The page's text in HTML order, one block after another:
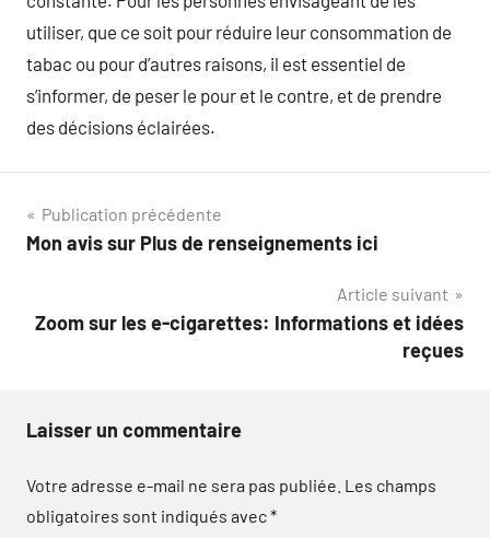
utiliser, que ce soit pour réduire leur consommation de
tabac ou pour d’autres raisons, il est essentiel de
s’informer, de peser le pour et le contre, et de prendre
des décisions éclairées.
Navigation
de
Publication précédente
Mon avis sur Plus de renseignements ici
Article suivant
Zoom sur les e-cigarettes: Informations et idées
reçues
Laisser un commentaire
Votre adresse e-mail ne sera pas publiée. Les champs
obligatoires sont indiqués avec*